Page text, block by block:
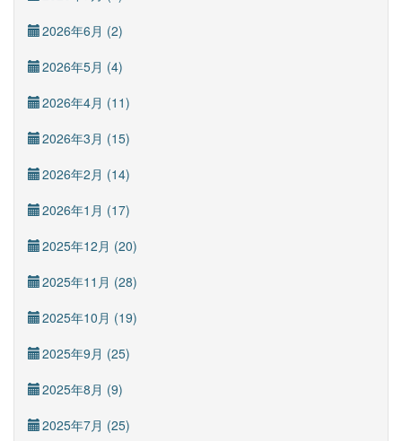
2026年6月 (2)
2026年5月 (4)
2026年4月 (11)
2026年3月 (15)
2026年2月 (14)
2026年1月 (17)
2025年12月 (20)
2025年11月 (28)
2025年10月 (19)
2025年9月 (25)
2025年8月 (9)
2025年7月 (25)